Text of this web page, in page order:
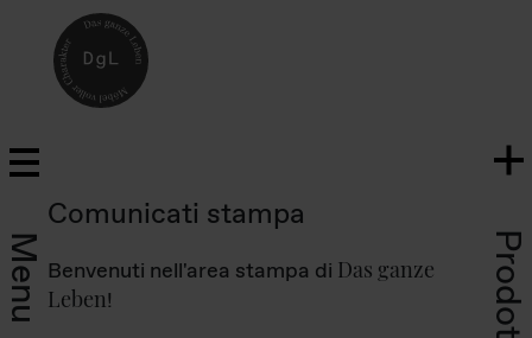
Menu Prodotti
Comunicati stampa
Benvenuti nell'area stampa di Das ganze
Leben!